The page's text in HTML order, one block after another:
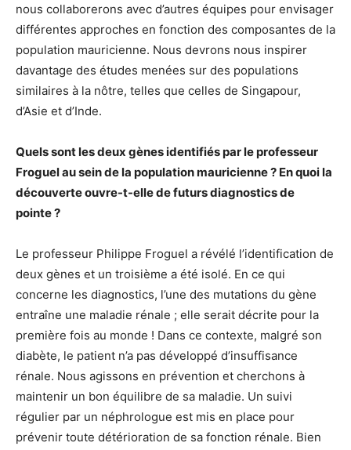
nous collaborerons avec d’autres équipes pour envisager
différentes approches en fonction des composantes de la
population mauricienne. Nous devrons nous inspirer
davantage des études menées sur des populations
similaires à la nôtre, telles que celles de Singapour,
d’Asie et d’Inde.
Quels sont les deux gènes identifiés par le professeur
Froguel au sein de la population mauricienne ? En quoi la
découverte ouvre-t-elle de futurs diagnostics de
pointe ?
Le professeur Philippe Froguel a révélé l’identification de
deux gènes et un troisième a été isolé. En ce qui
concerne les diagnostics, l’une des mutations du gène
entraîne une maladie rénale ; elle serait décrite pour la
première fois au monde ! Dans ce contexte, malgré son
diabète, le patient n’a pas développé d’insuffisance
rénale. Nous agissons en prévention et cherchons à
maintenir un bon équilibre de sa maladie. Un suivi
régulier par un néphrologue est mis en place pour
prévenir toute détérioration de sa fonction rénale. Bien